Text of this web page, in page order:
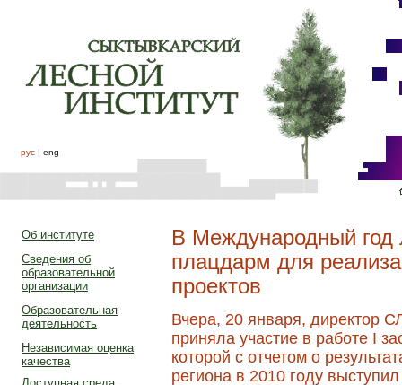
рус | eng
Об институте
Сведения об
образовательной
организации
Образовательная
деятельность
Независимая оценка
качества
В Международный год
плацдарм для
проектов
Вчера, 20 января, директор
приняла участие в работе I
которой с отчетом о
региона в 2010 году